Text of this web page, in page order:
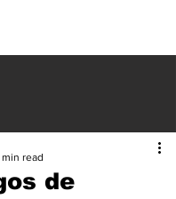
de
read